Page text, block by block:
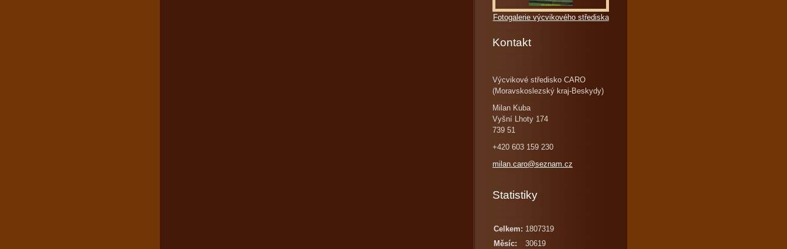
Fotogalerie výcvikového střediska
Kontakt
Výcvikové středisko CARO
(Moravskoslezský kraj-Beskydy)
Milan Kuba
Vyšní Lhoty 174
739 51
+420 603 159 230
milan.caro@seznam.cz
Statistiky
Celkem: 1807319
Měsíc:
30619